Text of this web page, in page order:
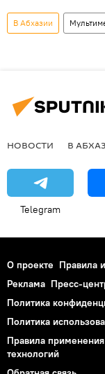
В Абхазии
НОВОСТИ В
Telegram
О проекте Правила
Реклама Пресс-
Политика
Политика
Правила
технологий